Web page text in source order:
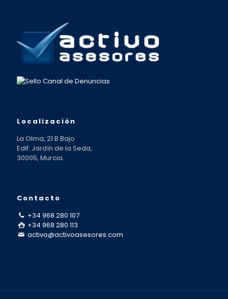
Localización
La Olma, 21 B Bajo
Edif. Jardín de la Seda,
30005, Murcia.
Contacto
+34 968 280 107
+34 968 280 113
activo@activoasesores.com